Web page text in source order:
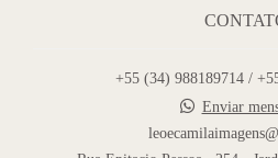
+55 (34) 988189714 /
Enviar